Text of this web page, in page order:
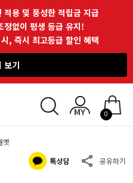
용 및 풍성한 적립금 지급
정없이 평생 등급 유지!
, 즉시 최고등급 할인 혜택
보기
0
멧